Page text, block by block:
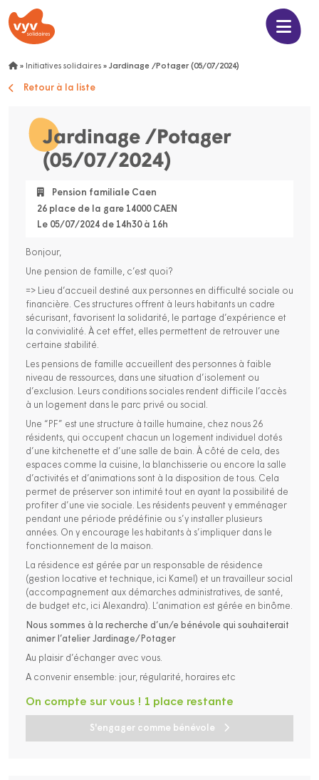
» Initiatives solidaires » Jardinage /Potager (05/07/2024)
Retour à la liste
Jardinage /Potager
(05/07/2024)
Pension familiale Caen
26 place de la gare 14000 CAEN
Le 05/07/2024 de 14h30 à 16h
Bonjour,
Une pension de famille, c’est quoi?
=> Lieu d’accueil destiné aux personnes en difficulté sociale ou
financière. Ces structures offrent à leurs habitants un cadre
sécurisant, favorisent la solidarité, le partage d’expérience et
la convivialité. À cet effet, elles permettent de retrouver une
certaine stabilité.
Les pensions de famille accueillent des personnes à faible
niveau de ressources, dans une situation d’isolement ou
d’exclusion. Leurs conditions sociales rendent difficile l’accès
à un logement dans le parc privé ou social.
Une “PF” est une structure à taille humaine, chez nous 26
résidents, qui occupent chacun un logement individuel dotés
d’une kitchenette et d’une salle de bain. À côté de cela, des
espaces comme la cuisine, la blanchisserie ou encore la salle
d’activités et d’animations sont à la disposition de tous. Cela
permet de préserver son intimité tout en ayant la possibilité de
profiter d’une vie sociale. Les résidents peuvent y emménager
pendant une période prédéfinie ou s’y installer plusieurs
années. On y encourage les habitants à s’impliquer dans le
fonctionnement de la maison.
La résidence est gérée par un responsable de résidence
(gestion locative et technique, ici Kamel) et un travailleur social
(accompagnement aux démarches administratives, de santé,
de budget etc, ici Alexandra). L’animation est gérée en binôme.
Nous sommes à la recherche d’un/e bénévole qui souhaiterait
animer l’atelier Jardinage/Potager
Au plaisir d’échanger avec vous.
A convenir ensemble: jour, régularité, horaires etc
S'engager comme bénévole
On compte sur vous ! 1 place restante